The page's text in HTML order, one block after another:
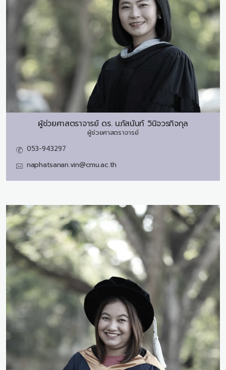
ผู้ช่วยศาสตราจารย์ ดร. นภัสนันท์ วินิจวรกิจกุล
ผู้ช่วยศาสตราจารย์
053-943297
naphatsanan.vin@cmu.ac.th